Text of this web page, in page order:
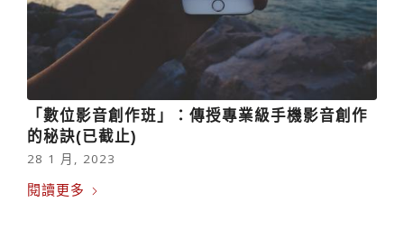
「數位影音創作班」：傳授專業級手機影音創作
的秘訣(已截止)
28 1 月, 2023
閱讀更多